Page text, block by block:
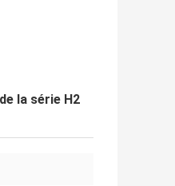
la série H2